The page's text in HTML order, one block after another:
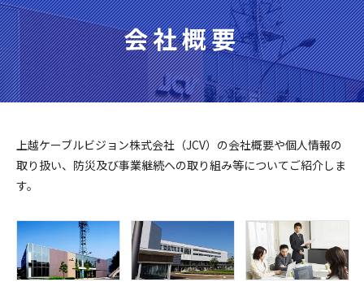
会社概要
上越ケーブルビジョン株式会社（JCV）の会社概要や個人情報の
取り扱い、防災及び事業継続への取り組み等についてご紹介しま
す。